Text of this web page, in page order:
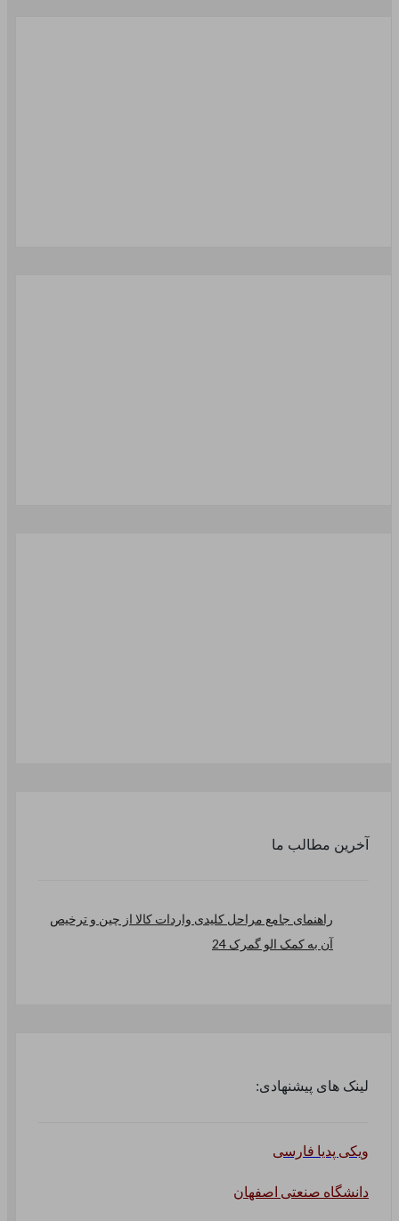
آخرین مطالب ما
راهنمای جامع مراحل کلیدی واردات کالا از چین و ترخیص
آن به کمک الو گمرک 24
لینک های پیشنهادی:
ویکی پدیا فارسی
دانشگاه صنعتی اصفهان